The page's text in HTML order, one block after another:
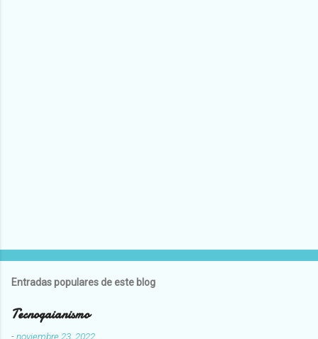
Entradas populares de este blog
Tecnogaianismo
-noviembre 23, 2022